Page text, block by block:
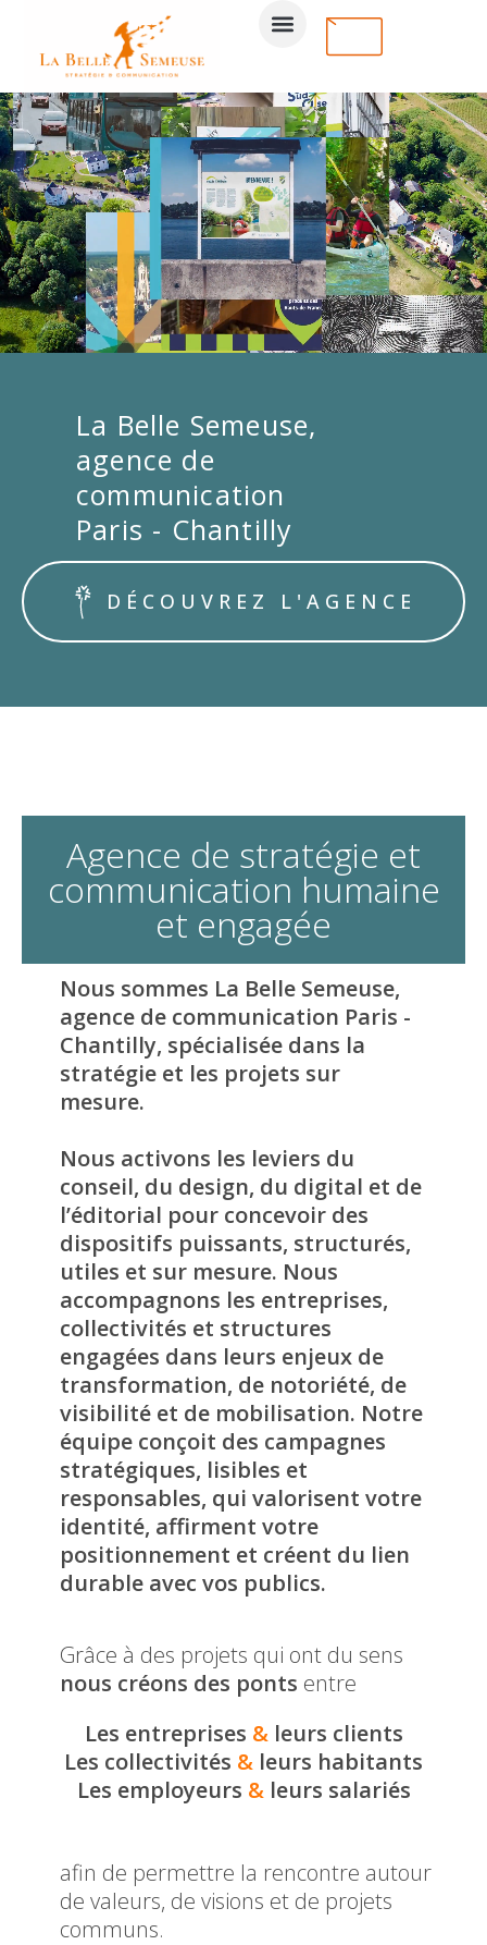
La Belle Semeuse,
agence de
communication
Paris - Chantilly
DÉCOUVREZ L'AGENCE
Agence de stratégie et
communication humaine
et engagée
Nous sommes La Belle Semeuse,
agence de communication Paris -
Chantilly, spécialisée dans la
stratégie et les projets sur
mesure.
Nous activons les leviers du
conseil, du design, du digital et de
l’éditorial pour concevoir des
dispositifs puissants, structurés,
utiles et sur mesure. Nous
accompagnons les entreprises,
collectivités et structures
engagées dans leurs enjeux de
transformation, de notoriété, de
visibilité et de mobilisation. Notre
équipe conçoit des campagnes
stratégiques, lisibles et
responsables, qui valorisent votre
identité, affirment votre
positionnement et créent du lien
durable avec vos publics.
Grâce à des projets qui ont du sens
nous créons des ponts entre
Les entreprises &leurs clients
Les collectivités & leurs habitants
Les employeurs &leurs salariés
afin de permettre la rencontre autour
de valeurs, de visions et de projets
communs.